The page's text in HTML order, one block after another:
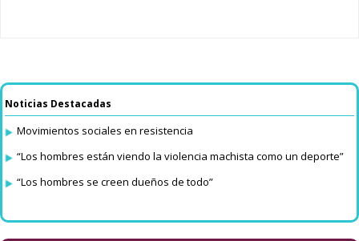
Noticias Destacadas
Movimientos sociales en resistencia
“Los hombres están viendo la violencia machista como un deporte”
“Los hombres se creen dueños de todo”